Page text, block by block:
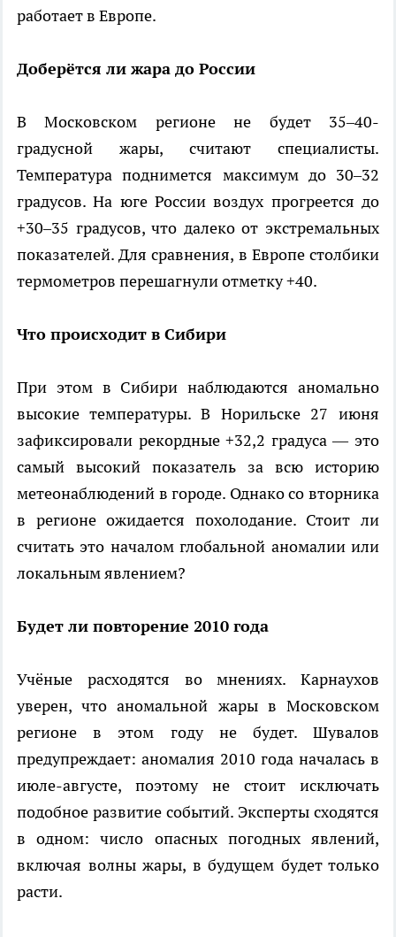
работает в Европе.
Доберётся ли жара до России
В Московском регионе не будет 35–40-
градусной жары, считают специалисты.
Температура поднимется максимум до 30–32
градусов. На юге России воздух прогреется до
+30–35 градусов, что далеко от экстремальных
показателей. Для сравнения, в Европе столбики
термометров перешагнули отметку +40.
Что происходит в Сибири
При этом в Сибири наблюдаются аномально
высокие температуры. В Норильске 27 июня
зафиксировали рекордные +32,2 градуса — это
самый высокий показатель за всю историю
метеонаблюдений в городе. Однако со вторника
в регионе ожидается похолодание. Стоит ли
считать это началом глобальной аномалии или
локальным явлением?
Будет ли повторение 2010 года
Учёные расходятся во мнениях. Карнаухов
уверен, что аномальной жары в Московском
регионе в этом году не будет. Шувалов
предупреждает: аномалия 2010 года началась в
июле-августе, поэтому не стоит исключать
подобное развитие событий. Эксперты сходятся
в одном: число опасных погодных явлений,
включая волны жары, в будущем будет только
расти.